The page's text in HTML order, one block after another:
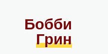
Бобби
Грин